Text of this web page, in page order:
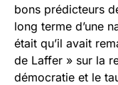
bons prédicteurs
long terme d’une
était qu’il avait
de Laffer » sur la
démocratie et le